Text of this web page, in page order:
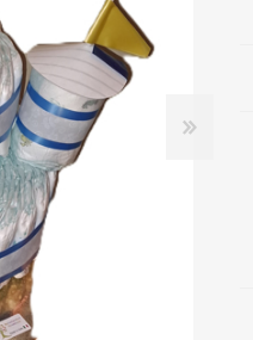
Tiralatte,
Scaldabiberon
Succhietti e Accessori
Accessori